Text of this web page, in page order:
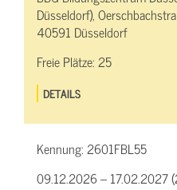
Düsseldorf),
40591 Düsseldorf
Freie Plätze:25
DETAILS
Kennung:2601FBL55
09.12.2026 – 17.02.2027